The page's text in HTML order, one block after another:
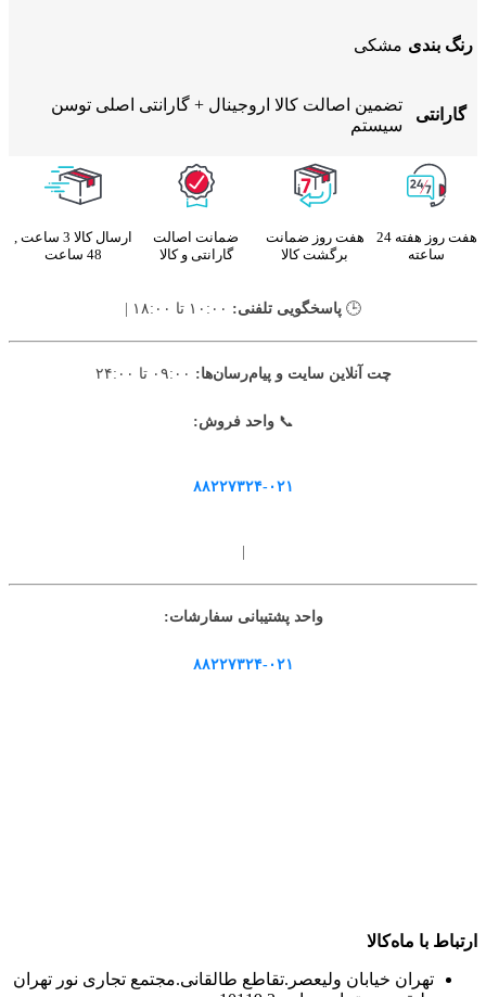
رنگ بندی مشکی
گارانتی
تضمین اصالت کالا اروجینال + گارانتی اصلی توسن
سیستم
هفت روز هفته 24
ساعته
هفت روز ضمانت
برگشت کالا
ضمانت اصالت
گارانتی و کالا
ارسال کالا 3 ساعت ,
48 ساعت
🕒 پاسخگویی تلفنی:
چت آنلاین سایت و پیام‌رسان‌ها:
📞واحد فروش:
۸۸۲۲۷۳۲۴-۰۲۱
|
واحد پشتیبانی سفارشات:
۸۸۲۲۷۳۲۴-۰۲۱
ارتباط با ماه‌کالا
تهران خیابان ولیعصر.تقاطع طالقانی.مجتمع تجاری نور تهران